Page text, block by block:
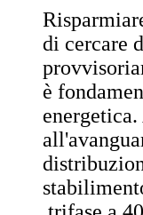
di cercare
è